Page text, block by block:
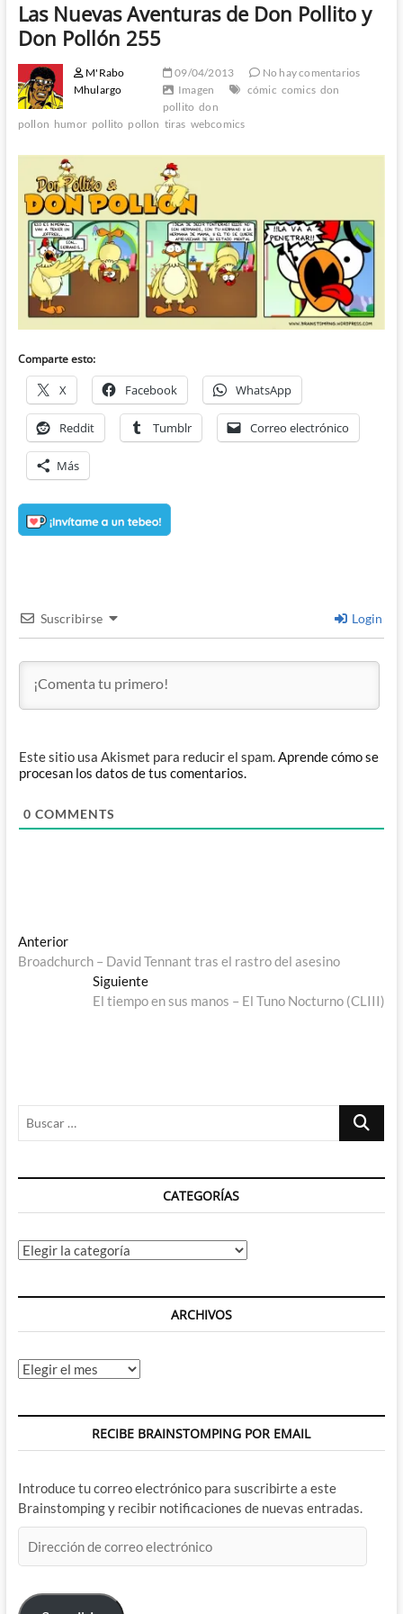
Las Nuevas Aventuras de Don Pollito y
Don Pollón 255
M'Rabo
Mhulargo
09/04/2013
No hay comentarios
Imagen
cómic comics don
pollito don
pollon humor pollito pollon tiras webcomics
Comparte esto:
X Facebook WhatsApp
Reddit Tumblr Correo electrónico
Más
Suscribirse Login
Este sitio usa Akismet para reducir el spam.Aprende cómo se
procesan los datos de tus comentarios.
0 COMMENTS
Navegación
de
entradas
AnteriorEntrada
anterior:
Broadchurch – David Tennant tras el rastro del asesino
SiguienteEntrada
siguiente:
El tiempo en sus manos – El Tuno Nocturno (CLIII)
Buscar
CATEGORÍAS
Categorías
ARCHIVOS
Archivos
RECIBE BRAINSTOMPING POR EMAIL
Introduce tu correo electrónico para suscribirte a este
Brainstomping y recibir notificaciones de nuevas entradas.
de
electrónico